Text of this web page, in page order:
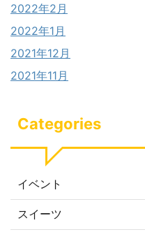
2022年2月
2022年1月
2021年12月
2021年11月
Categories
イベント
スイーツ